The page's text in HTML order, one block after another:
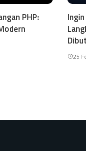
PHP:
25